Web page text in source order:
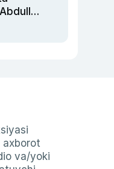
axborot
va/yoki